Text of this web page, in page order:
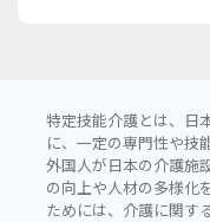
特定技能介護とは、日
に、一定の専門性や技
外国人が日本の介護施
の向上や人材の多様化
ためには、介護に関す